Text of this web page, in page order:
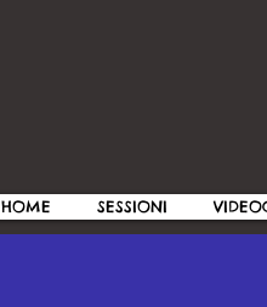
HOME SESSIONI